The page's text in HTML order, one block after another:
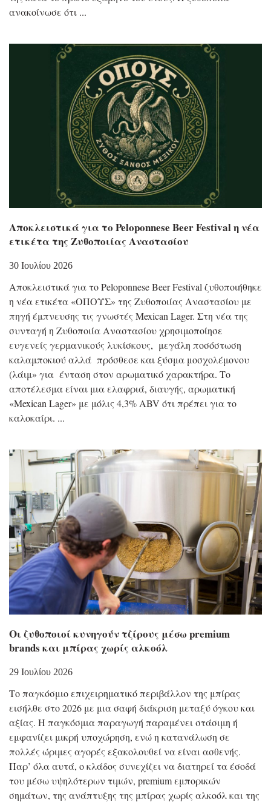
ανακοίνωσε ότι
Αποκλειστικά για το Peloponnese Beer Festival η νέα
ετικέτα της Ζυθοποιίας Αναστασίου
30 Ιουλίου 2026
Αποκλειστικά για το Peloponnese Beer Festival ζυθοποιήθηκε
η νέα ετικέτα «ΟΠΟΥΣ» της Ζυθοποιίας Αναστασίου με
πηγή έμπνευσης τις γνωστές Mexican Lager. Στη νέα της
συνταγή η Ζυθοποιία Αναστασίου χρησιμοποίησε
ευγενείς γερμανικούς λυκίσκους, μεγάλη ποσόστωση
καλαμποκιού αλλά πρόσθεσε και ξύσμα μοσχολέμονου
(λάιμ» για ένταση στον αρωματικό χαρακτήρα. Το
αποτέλεσμα είναι μια ελαφριά, διαυγής, αρωματική
«Mexican Lager» με μόλις 4,3% ABV ότι πρέπει για το
καλοκαίρι.
Οι ζυθοποιοί κυνηγούν τζίρους μέσω premium
brands και μπίρας χωρίς αλκοόλ
29 Ιουλίου 2026
Το παγκόσμιο επιχειρηματικό περιβάλλον της μπίρας
εισήλθε στο 2026 με μια σαφή διάκριση μεταξύ όγκου και
αξίας. Η παγκόσμια παραγωγή παραμένει στάσιμη ή
εμφανίζει μικρή υποχώρηση, ενώ η κατανάλωση σε
πολλές ώριμες αγορές εξακολουθεί να είναι ασθενής.
Παρ’ όλα αυτά, ο κλάδος συνεχίζει να διατηρεί τα έσοδά
του μέσω υψηλότερων τιμών, premium εμπορικών
σημάτων, της ανάπτυξης της μπίρας χωρίς αλκοόλ και της